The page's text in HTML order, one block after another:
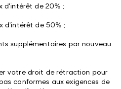
d'intérêt de 20% ;
d'intérêt de 50% ;
supplémentaires par nouveau
votre droit de rétraction pour
conformes aux exigences de